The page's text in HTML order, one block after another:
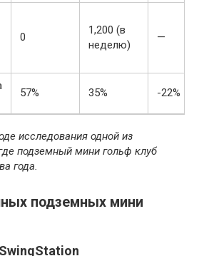
0
1,200 (в
неделю)
—
57% 35% -22%
исследования одной из
подземный мини гольф клуб
года.
подземных мини